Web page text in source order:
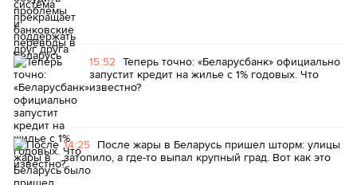
15:52 Теперь точно: «Беларусбанк» официально
запустит кредит на жилье с 1% годовых. Что
известно?
14:25 После жары в Беларусь пришел шторм: улицы
затопило, а где-то выпал крупный град. Вот как это
было